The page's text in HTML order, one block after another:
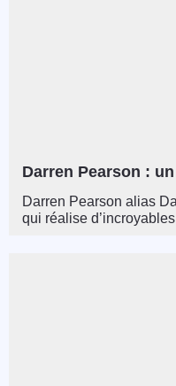
Darren Pearson :
Darren Pearson alias
qui réalise